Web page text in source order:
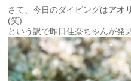
さて、今日のダイビングはアオ
(笑)
という訳で昨日佳奈ちゃんが発